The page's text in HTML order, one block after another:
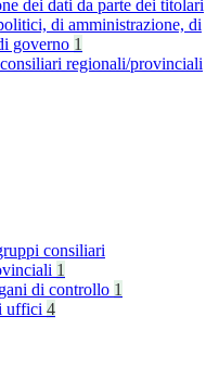
dei dati da parte dei titolari
di amministrazione, di
governo 1
regionali/provinciali
consiliari
1
di controllo 1
uffici 4